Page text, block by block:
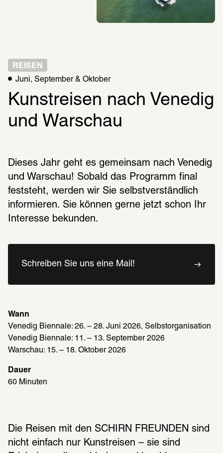
REISEN
Juni, September & Oktober
Kunstreisen nach Venedig
und Warschau
Dieses Jahr geht es gemeinsam nach Venedig
und Warschau! Sobald das Programm final
feststeht, werden wir Sie selbstverständlich
informieren. Sie können gerne jetzt schon Ihr
Interesse bekunden.
Schreiben Sie uns eine Mail!
Wann
Venedig Biennale: 26. – 28. Juni 2026, Selbstorganisation
Venedig Biennale: 11. – 13. September 2026
Warschau: 15. – 18. Oktober 2026
Dauer
60 Minuten
Die Reisen mit den SCHIRN FREUNDEN sind
nicht einfach nur Kunstreisen – sie sind